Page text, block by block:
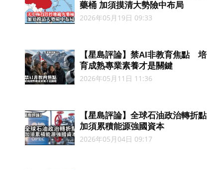
藥桶 加須摸清大勢險中布局
2026年05月19日 09:33
【星島評論】禁AI非教育焦點 培
育成熟專業素養才是關鍵
2026年05月11日 11:36
【星島評論】全球石油政治轉折點
加須累積能源強國資本
2026年05月04日 09:17